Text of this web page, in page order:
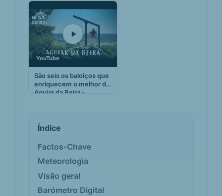
YouTube
São seis os baloiços que
enriquecem o melhor de
Aguiar da Beira -
Índice
Factos-Chave
Meteorologia
Visão geral
Barómetro Digital